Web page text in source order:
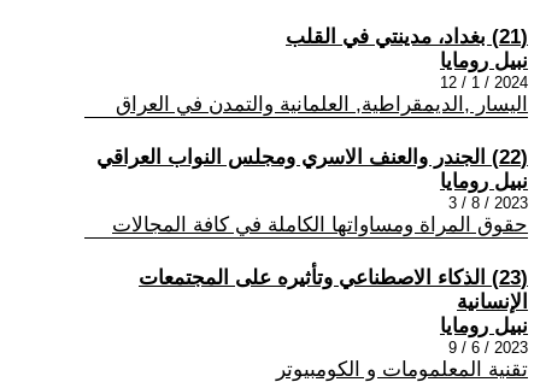
(21) بغداد، مدينتي في القلب
نبيل رومايا
2024 / 1 / 12
اليسار ,الديمقراطية, العلمانية والتمدن في العراق
(22) الجندر والعنف الاسري ومجلس النواب العراقي
نبيل رومايا
2023 / 8 / 3
حقوق المراة ومساواتها الكاملة في كافة المجالات
(23) الذكاء الاصطناعي وتأثيره على المجتمعات
الإنسانية
نبيل رومايا
2023 / 6 / 9
تقنية المعلمومات و الكومبيوتر